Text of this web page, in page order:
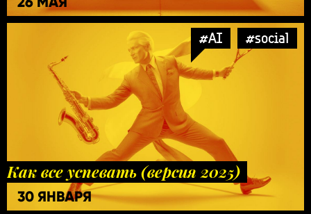
#AI #social
Как все успевать (версия 2025)
30 ЯНВАРЯ